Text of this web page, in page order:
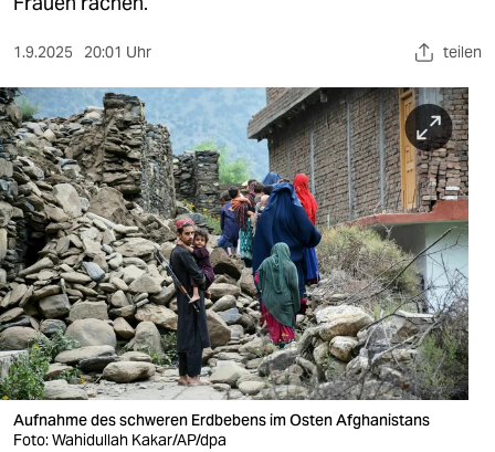
kultur
sport
berlin
nord
wahrheit
verlag
verlag
veranstaltungen
shop
fragen & hilfe
1.9.2025 20:01 Uhr teilen
Aufnahme des schweren Erdbebens im Osten Afghanistans
Foto: Wahidullah Kakar/AP/dpa